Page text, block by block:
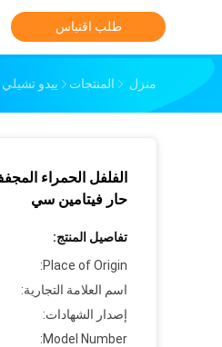
طلب اقتباس
منزل المنتجات ييدو تشيلي
حار فيتامين سي
تفاصيل المنتج:
Place of Origin:
اسم العلامة التجارية:
إصدار الشهادات:
Model Number: